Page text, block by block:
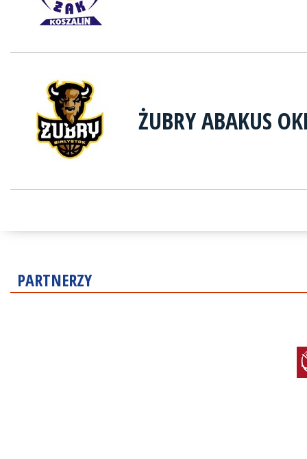
ŻUBRY ABAKUS
PARTNERZY